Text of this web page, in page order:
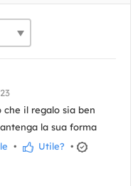
che il regalo sia ben
la sua forma
• Utile? •